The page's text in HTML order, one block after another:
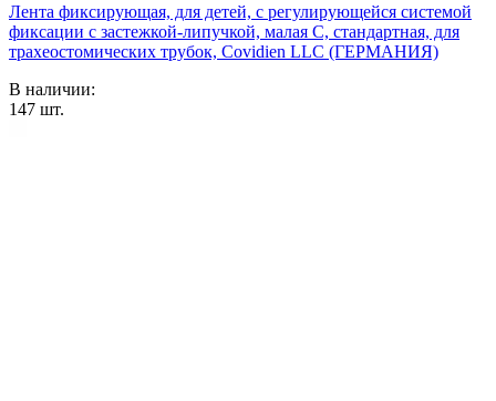
Лента фиксирующая, для детей, с регулирующейся системой
фиксации с застежкой-липучкой, малая С, стандартная, для
трахеостомических трубок, Covidien LLC (ГЕРМАНИЯ)
В наличии:
147 шт.